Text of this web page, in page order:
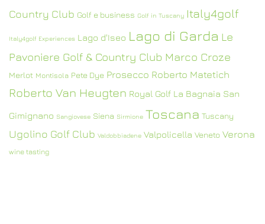
Country Club Golf e business Golf in Tuscany Italy4golf
Italy4golf Experiences Lago d'Iseo Lago di Garda Le
Pavoniere Golf & Country Club Marco Croze
Merlot Montisola Pete Dye Prosecco Roberto Matetich
Roberto Van Heugten Royal Golf La Bagnaia San
Gimignano Sangiovese Siena Sirmione Toscana Tuscany
Ugolino Golf Club Valdobbiadene Valpolicella Veneto Verona
wine tasting